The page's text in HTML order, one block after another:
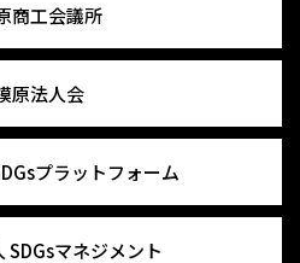
商工会議所
原法人会
プラットフォーム
SDGsマネジメント